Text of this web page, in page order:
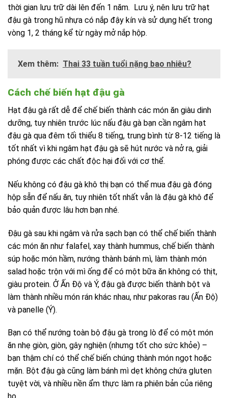
thời gian lưu trữ dài lên đến 1 năm. Lưu ý, nên lưu trữ hạt
đậu gà trong hũ nhựa có nắp đậy kín và sử dụng hết trong
vòng 1, 2 tháng kể từ ngày mở nắp hộp.
Xem thêm: Thai 33 tuần tuổi nặng bao nhiêu?
Cách chế biến hạt đậu gà
Hạt đậu gà rất dễ để chế biến thành các món ăn giàu dinh
dưỡng, tuy nhiên trước lúc nấu đậu gà bạn cần ngâm hạt
đậu gà qua đêm tối thiểu 8 tiếng, trung bình từ 8-12 tiếng là
tốt nhất vì khi ngâm hạt đậu gà sẽ hút nước và nở ra, giải
phóng được các chất độc hại đối với cơ thể.
Nếu không có đậu gà khô thị bạn có thể mua đậu gà đóng
hộp sẵn để nấu ăn, tuy nhiên tốt nhất vẫn là đậu gà khô để
bảo quản được lâu hơn bạn nhé.
Đậu gà sau khi ngâm và rửa sạch bạn có thể chế biến thành
các món ăn như falafel, xay thành hummus, chế biến thành
súp hoặc món hầm, nướng thành bánh mì, làm thành món
salad hoặc trộn với mì ống để có một bữa ăn không có thịt,
giàu protein. Ở Ấn Độ và Ý, đậu gà được biến thành bột và
làm thành nhiều món rán khác nhau, như pakoras rau (Ấn Độ)
và panelle (Ý).
Bạn có thể nướng toàn bộ đậu gà trong lò để có một món
ăn nhẹ giòn, giòn, gây nghiện (nhưng tốt cho sức khỏe) –
bạn thậm chí có thể chế biến chúng thành món ngọt hoặc
mặn. Bột đậu gà cũng làm bánh mì dẹt không chứa gluten
tuyệt vời, và nhiều nền ẩm thực làm ra phiên bản của riêng